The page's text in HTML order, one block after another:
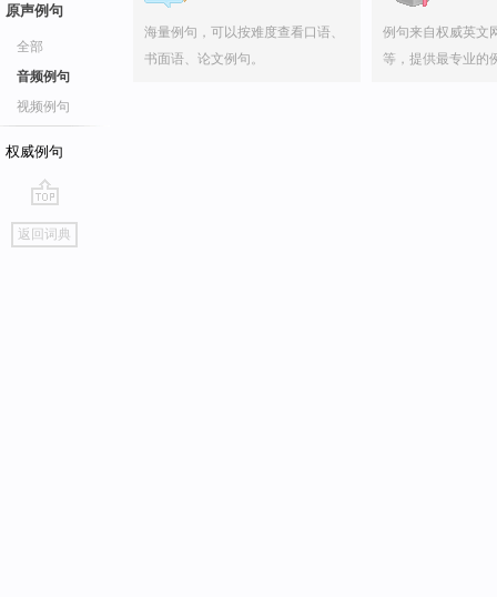
原声例句
全部
音频例句
视频例句
权威例句
go
top
返回词典
海量例句，可以按难度查看口语、
书面语、论文例句。
例句来自权威英文
等，提供最专业的